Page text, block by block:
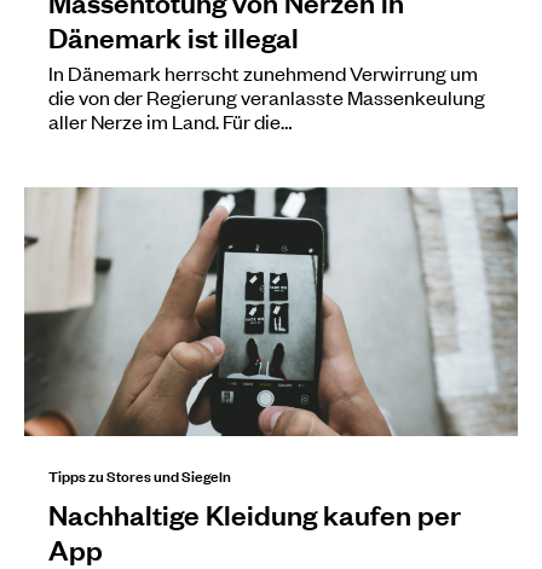
Dänemark ist illegal
In Dänemark herrscht zunehmend Verwirrung um
die von der Regierung veranlasste Massenkeulung
aller Nerze im Land. Für die…
Tipps zu Stores und Siegeln
Nachhaltige Kleidung kaufen per
App